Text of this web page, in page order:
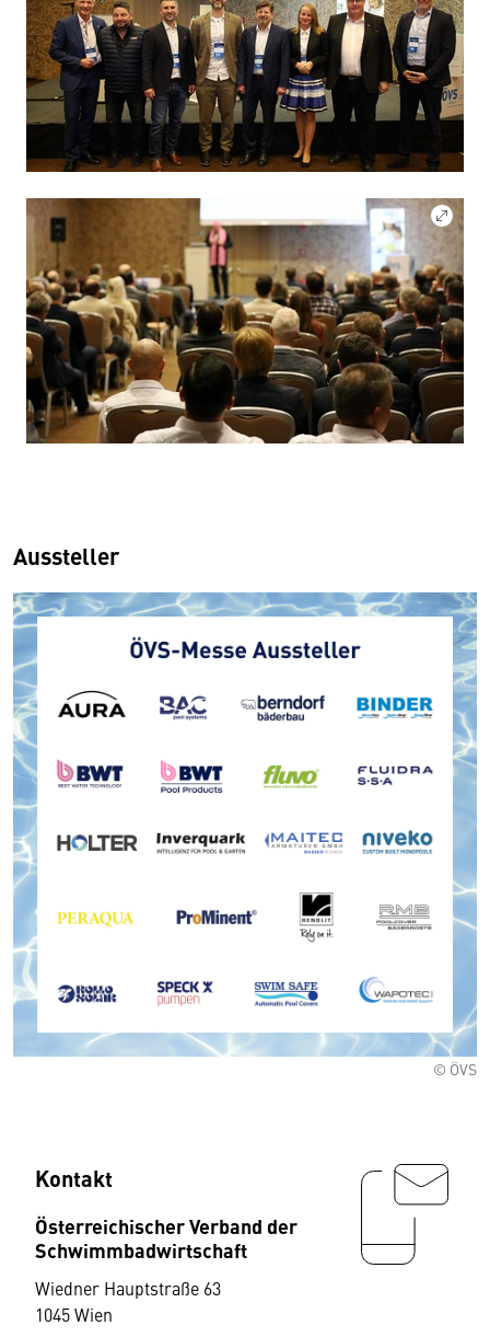
Aussteller
© ÖVS
Kontakt
Österreichischer Verband der
Schwimmbadwirtschaft
Wiedner Hauptstraße 63
1045 Wien